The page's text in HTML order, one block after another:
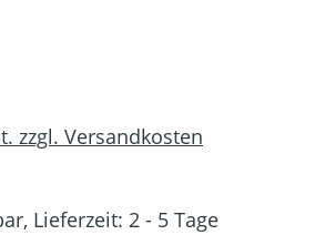
zzgl. Versandkosten
Lieferzeit: 2 - 5 Tage